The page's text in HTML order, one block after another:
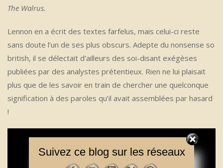
The Walrus.
Lennon en a écrit des textes farfelus, mais celui-ci reste
sans doute l’un de ses plus obscurs. Adepte du nonsense so
british, il se délectait d’ailleurs des soi-disant exégèses
publiées par des analystes prétentieux. Rien ne lui plaisait
plus que de les savoir en train de chercher une quelconque
signification à des paroles qu’il avait assemblées par hasard
!
Suivez ce blog sur les réseaux